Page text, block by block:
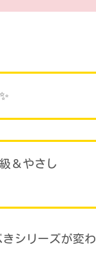
＆やさし
シリーズが変わ